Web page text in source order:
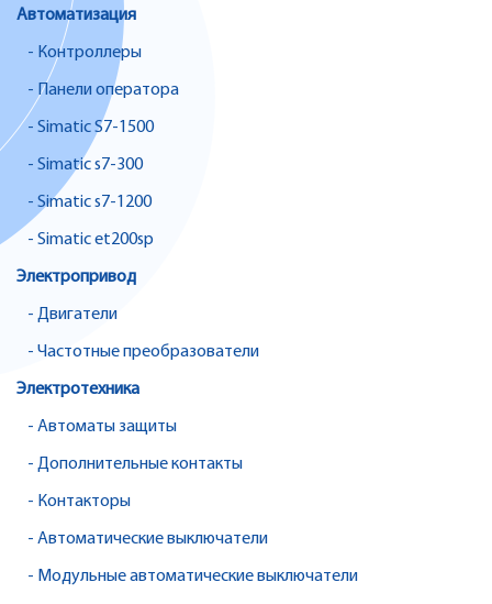
Автоматизация
- Контроллеры
- Панели оператора
- Simatic S7-1500
- Simatic s7-300
- Simatic s7-1200
- Simatic et200sp
Электропривод
- Двигатели
- Частотные преобразователи
Электротехника
- Автоматы защиты
- Дополнительные контакты
- Контакторы
- Автоматические выключатели
- Модульные автоматические выключатели